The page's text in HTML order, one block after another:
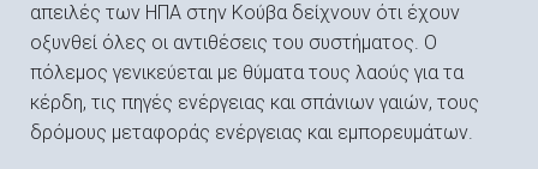
απειλές των ΗΠΑ στην Κούβα δείχνουν ότι έχουν
οξυνθεί όλες οι αντιθέσεις του συστήματος. Ο
πόλεμος γενικεύεται με θύματα τους λαούς για τα
κέρδη, τις πηγές ενέργειας και σπάνιων γαιών, τους
δρόμους μεταφοράς ενέργειας και εμπορευμάτων.